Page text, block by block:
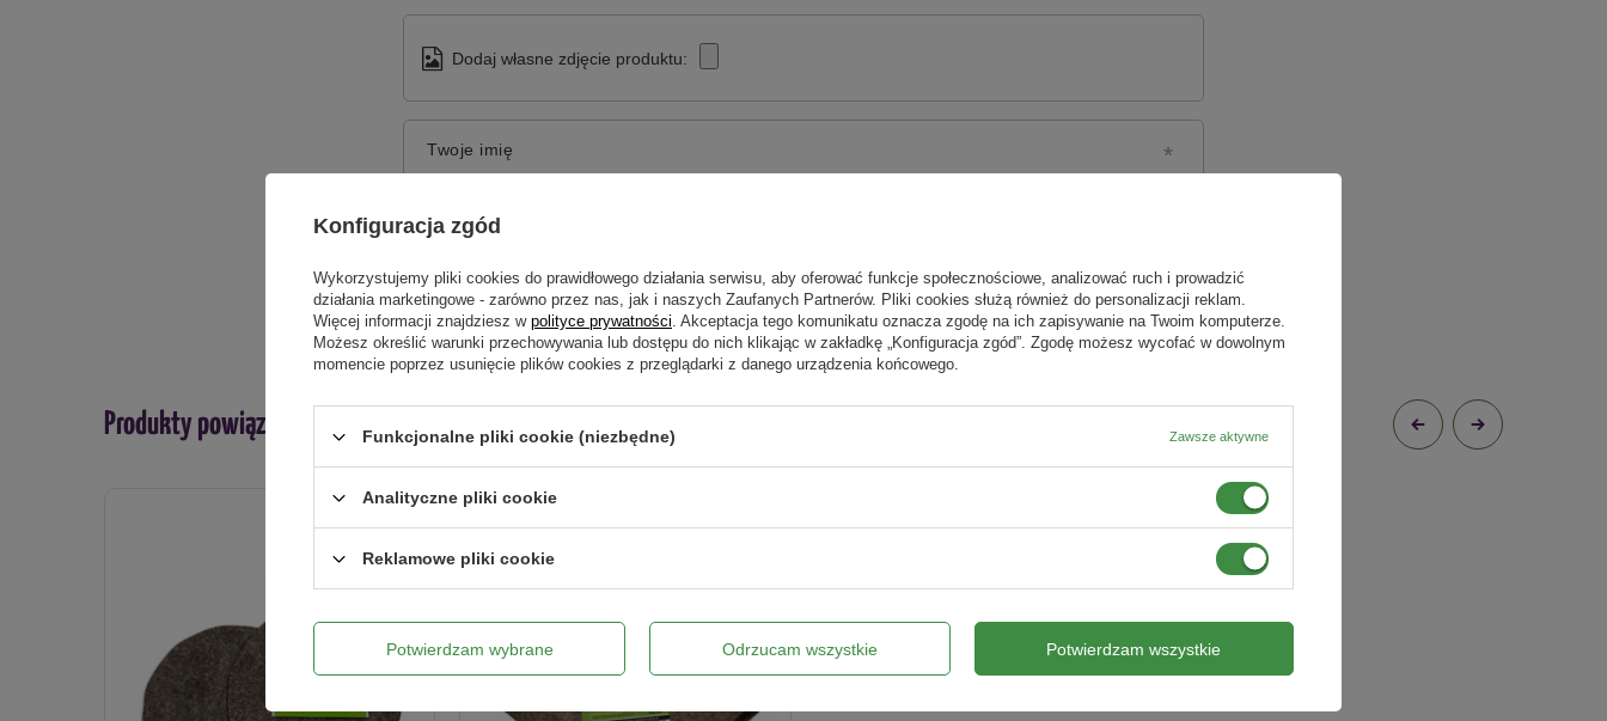
Dodaj własne zdjęcie produktu:
Twoje imię
Twój email
Wyślij opinię
Produkty powiązane
Konfiguracja zgód
Wykorzystujemy pliki cookies do prawidłowego działania serwisu, aby oferować funkcje społecznościowe, analizować ruch i prowadzić
działania marketingowe - zarówno przez nas, jak i naszych Zaufanych Partnerów. Pliki cookies służą również do personalizacji reklam.
Więcej informacji znajdziesz w polityce prywatności. Akceptacja tego komunikatu oznacza zgodę na ich zapisywanie na Twoim komputerze.
Możesz określić warunki przechowywania lub dostępu do nich klikając w zakładkę „Konfiguracja zgód”. Zgodę możesz wycofać w dowolnym
momencie poprzez usunięcie plików cookies z przeglądarki z danego urządzenia końcowego.
Funkcjonalne pliki cookie (niezbędne) Zawsze aktywne
Analityczne pliki cookie
Reklamowe pliki cookie
Potwierdzam wybrane Odrzucam wszystkie Potwierdzam wszystkie